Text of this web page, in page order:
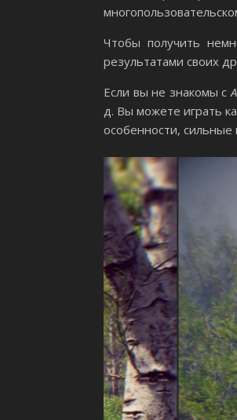
Чтобы получить
результатами своих
Если вы не знакомы с
д. Вы можете играть
особенности, сильные